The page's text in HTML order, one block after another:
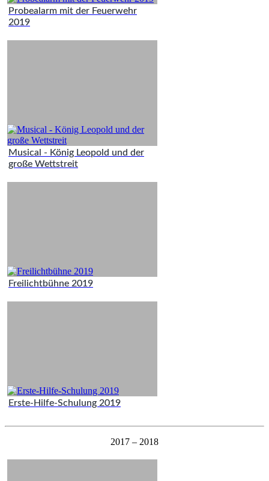
Probealarm mit der Feuerwehr
2019
Musical - König Leopold und der
große Wettstreit
Freilichtbühne 2019
Erste-Hilfe-Schulung 2019
2017 – 2018